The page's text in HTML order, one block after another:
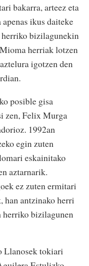
bakarra, arteez eta
apenas ikus daiteke
bizilagunekin
herriak lotzen
igotzen den
posible gisa
zen, Felix Murga
1992an
egin zuten
eskainitako
aztarnarik.
ez zuten ermitari
antzinako herri
herriko bizilagunen
Llanosek tokiari